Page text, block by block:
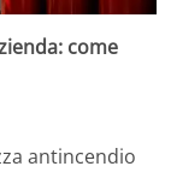
come
antincendio